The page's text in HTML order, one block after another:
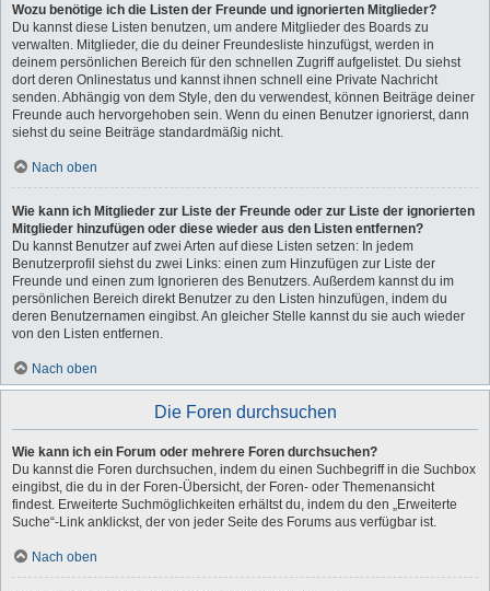
Wozu benötige ich die Listen der Freunde und ignorierten Mitglieder?
Du kannst diese Listen benutzen, um andere Mitglieder des Boards zu
verwalten. Mitglieder, die du deiner Freundesliste hinzufügst, werden in
deinem persönlichen Bereich für den schnellen Zugriff aufgelistet. Du siehst
dort deren Onlinestatus und kannst ihnen schnell eine Private Nachricht
senden. Abhängig von dem Style, den du verwendest, können Beiträge deiner
Freunde auch hervorgehoben sein. Wenn du einen Benutzer ignorierst, dann
siehst du seine Beiträge standardmäßig nicht.
Nach oben
Wie kann ich Mitglieder zur Liste der Freunde oder zur Liste der ignorierten
Mitglieder hinzufügen oder diese wieder aus den Listen entfernen?
Du kannst Benutzer auf zwei Arten auf diese Listen setzen: In jedem
Benutzerprofil siehst du zwei Links: einen zum Hinzufügen zur Liste der
Freunde und einen zum Ignorieren des Benutzers. Außerdem kannst du im
persönlichen Bereich direkt Benutzer zu den Listen hinzufügen, indem du
deren Benutzernamen eingibst. An gleicher Stelle kannst du sie auch wieder
von den Listen entfernen.
Nach oben
Die Foren durchsuchen
Wie kann ich ein Forum oder mehrere Foren durchsuchen?
Du kannst die Foren durchsuchen, indem du einen Suchbegriff in die Suchbox
eingibst, die du in der Foren-Übersicht, der Foren- oder Themenansicht
findest. Erweiterte Suchmöglichkeiten erhältst du, indem du den „Erweiterte
Suche“-Link anklickst, der von jeder Seite des Forums aus verfügbar ist.
Nach oben